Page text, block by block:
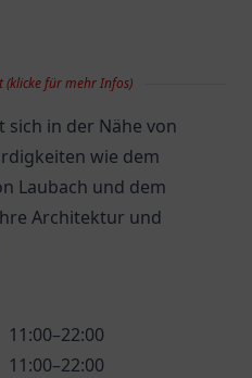
für mehr Infos)
in der Nähe von
wie dem
Laubach und dem
Architektur und
11:00–22:00
11:00–22:00